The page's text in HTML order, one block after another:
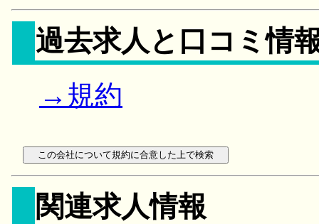
過去求人と口コミ情
→規約
関連求人情報